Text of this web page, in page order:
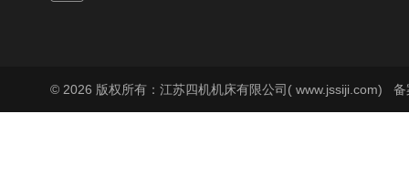
© 2026 版权所有：江苏四机机床有限公司( www.jssiji.com) 备